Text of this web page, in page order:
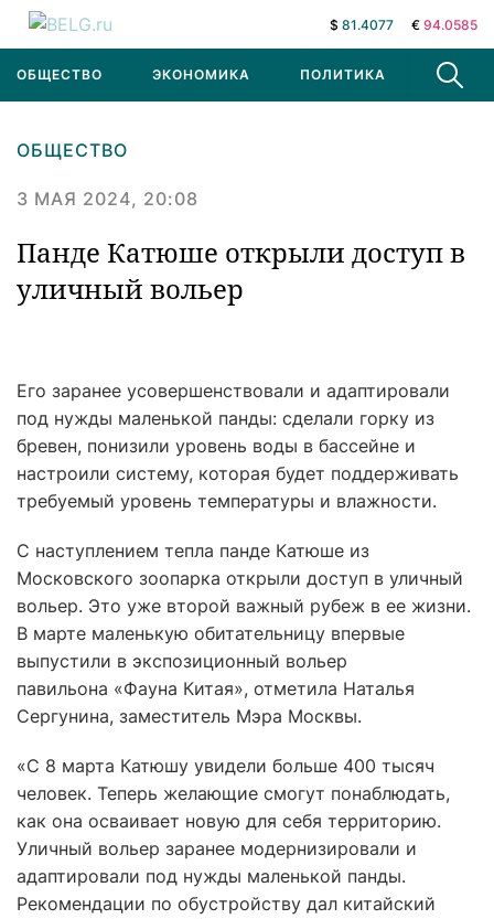
$ 81.4077 € 94.0585
ОБЩЕСТВО ЭКОНОМИКА ПОЛИТИКА В МИРЕ
ОБЩЕСТВО
3 МАЯ 2024, 20:08
Панде Катюше открыли доступ в
уличный вольер
Его заранее усовершенствовали и адаптировали
под нужды маленькой панды: сделали горку из
бревен, понизили уровень воды в бассейне и
настроили систему, которая будет поддерживать
требуемый уровень температуры и влажности.
С наступлением тепла панде Катюше из
Московского зоопарка открыли доступ в уличный
вольер. Это уже второй важный рубеж в ее жизни.
В марте маленькую обитательницу впервые
выпустили в экспозиционный вольер
павильона «Фауна Китая», отметила Наталья
Сергунина, заместитель Мэра Москвы.
«С 8 марта Катюшу увидели больше 400 тысяч
человек. Теперь желающие смогут понаблюдать,
как она осваивает новую для себя территорию.
Уличный вольер заранее модернизировали и
адаптировали под нужды маленькой панды.
Рекомендации по обустройству дал китайский